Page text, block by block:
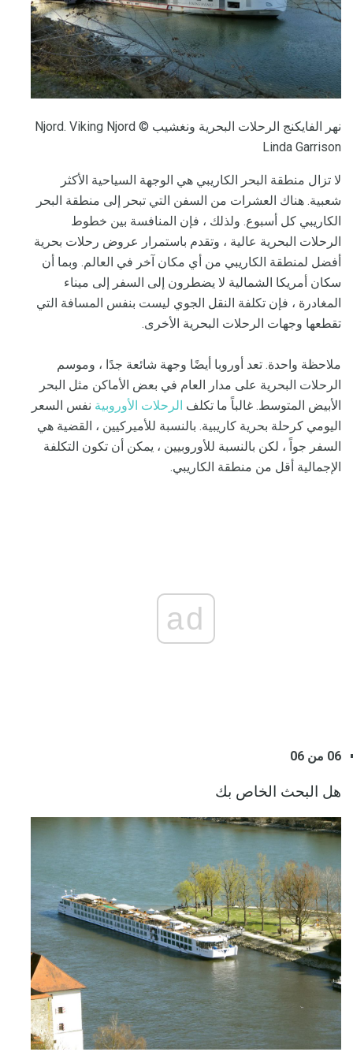
نهر الفايكنج الرحلات البحرية ونغشيب Njord. Viking Njord ©
Linda Garrison
لا تزال منطقة البحر الكاريبي هي الوجهة السياحية الأكثر
شعبية. هناك العشرات من السفن التي تبحر إلى منطقة البحر
الكاريبي كل أسبوع. ولذلك ، فإن المنافسة بين خطوط
الرحلات البحرية عالية ، وتقدم باستمرار عروض رحلات بحرية
أفضل لمنطقة الكاريبي من أي مكان آخر في العالم. وبما أن
سكان أمريكا الشمالية لا يضطرون إلى السفر إلى ميناء
المغادرة ، فإن تكلفة النقل الجوي ليست بنفس المسافة التي
تقطعها وجهات الرحلات البحرية الأخرى.
ملاحظة واحدة. تعد أوروبا أيضًا وجهة شائعة جدًا ، وموسم
الرحلات البحرية على مدار العام في بعض الأماكن مثل البحر
الأبيض المتوسط. غالباً ما تكلف الرحلات الأوروبية نفس السعر
اليومي كرحلة بحرية كاريبية. بالنسبة للأميركيين ، القضية هي
السفر جواً ، لكن بالنسبة للأوروبيين ، يمكن أن تكون التكلفة
الإجمالية أقل من منطقة الكاريبي.
ad
06 من 06
هل البحث الخاص بك